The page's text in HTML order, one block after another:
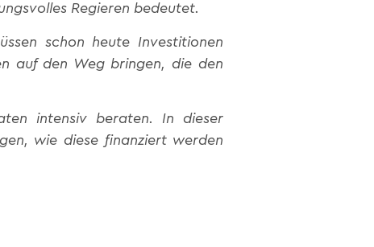
Regieren bedeutet.
schon heute Investitionen
auf den Weg bringen, die den
intensiv beraten. In dieser
wie diese finanziert werden